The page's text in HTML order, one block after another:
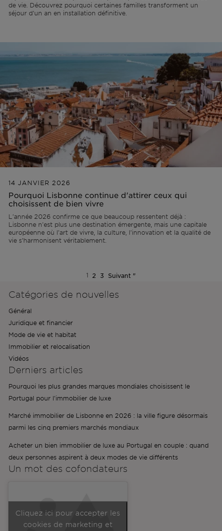
de vie. Découvrez pourquoi certaines familles transforment un
séjour d'un an en installation définitive.
14 JANVIER 2026
Pourquoi Lisbonne continue d'attirer ceux qui
choisissent de bien vivre
L'année 2026 confirme ce que beaucoup ressentent déjà :
Lisbonne n'est plus une destination émergente, mais une capitale
européenne où l'art de vivre, la culture, l'innovation et la qualité de
vie s'harmonisent véritablement.
1 2 3 Suivant "
Catégories de nouvelles
Général
Juridique et financier
Mode de vie et habitat
Immobilier et relocalisation
Vidéos
Derniers articles
Pourquoi les plus grandes marques mondiales choisissent le
Portugal pour l'immobilier de luxe
Marché immobilier de Lisbonne en 2026 : la ville figure désormais
parmi les cinq premiers marchés mondiaux
Acheter un bien immobilier de luxe au Portugal en couple : quand
deux personnes aspirent à deux modes de vie différents
Un mot des cofondateurs
Cliquez ici pour accepter les
cookies de marketing et